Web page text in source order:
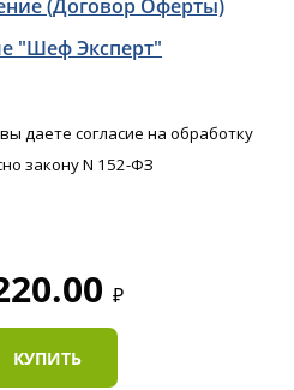
(Договор Оферты)
"Шеф Эксперт"
даете согласие на обработку
закону N 152-ФЗ
₽
КУПИТЬ